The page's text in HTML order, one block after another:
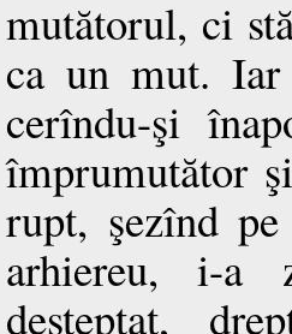
mutătorul, ci
ca un mut.
cerîndu-şi
împrumutător
rupt, şezînd
arhiereu, i-a
deşteptat,